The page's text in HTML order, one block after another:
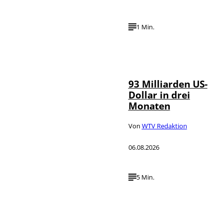
1 Min.
93 Milliarden US-
Dollar in drei
Monaten
Von WTV Redaktion
06.08.2026
5 Min.